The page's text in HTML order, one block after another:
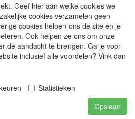
ongeacht gewicht, verstuurd
voor € 6,95
BTW, tenzij anders vermeldt
2024, alle rechten
Geef hier aan welke cookies we
cookies verzamelen geen
cookies helpen ons de site en je
Ook helpen ze ons om onze
de aandacht te brengen. Ga je voor
inclusief alle voordelen? Vink dan
Statistieken
Opslaan